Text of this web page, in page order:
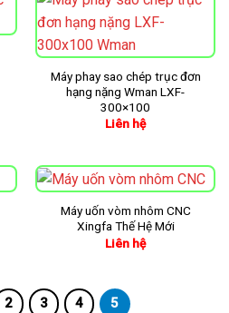
Máy phay sao chép trục đơn
hạng nặng Wman LXF-
300×100
Liên hệ
Máy uốn vòm nhôm CNC
Xingfa Thế Hệ Mới
Liên hệ
2 3 4 5